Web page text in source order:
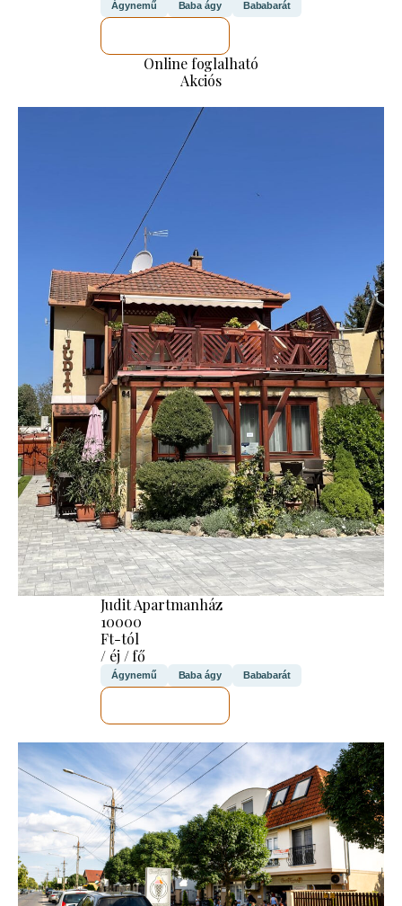
Ágynemű Baba ágy Bababarát
Online foglalható
Akciós
Judit Apartmanház
10000
Ft-tól
/ éj / fő
Ágynemű Baba ágy Bababarát